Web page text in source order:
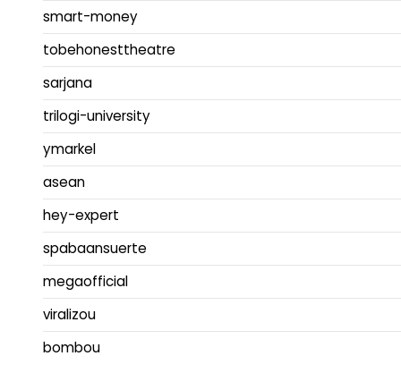
smart-money
tobehonesttheatre
sarjana
trilogi-university
ymarkel
asean
hey-expert
spabaansuerte
megaofficial
viralizou
bombou